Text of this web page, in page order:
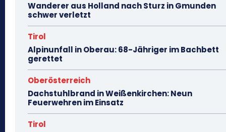
Wanderer aus Holland nach Sturz in Gmunden
schwer verletzt
Tirol
Alpinunfall in Oberau: 68-Jähriger im Bachbett
gerettet
Oberösterreich
Dachstuhlbrand in Weißenkirchen: Neun
Feuerwehren im Einsatz
Tirol